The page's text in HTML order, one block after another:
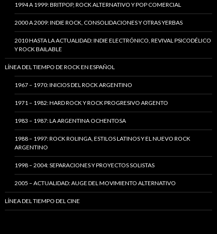
1994 A 1999: BRITPOP, ROCK ALTERNATIVO Y POP COMERCIAL
2000 A 2009: INDIE ROCK, CONSOLIDACIONES Y OTRAS YERBAS
2010 HASTA LA ACTUALIDAD: INDIE ELECTRÓNICO, REVIVAL PSICODÉLICO
Y ROCK BAILABLE
LÍNEA DEL TIEMPO DE ROCK EN ESPAÑOL
1967 – 1970: INICIOS DEL ROCK ARGENTINO
1971 – 1982: HARD ROCK Y ROCK PROGRESIVO ARGENTO
1983 – 1987: LA ARGENTINA OCHENTOSA
1988 – 1997: ROCK ROLINGA, ESTILOS LATINOS Y EL NUEVO ROCK
ARGENTINO
1998 – 2004: SEPARACIONES Y PROYECTOS SOLISTAS
2005 – ACTUALIDAD: AUGE DEL MOVIMIENTO ALTERNATIVO
LÍNEA DEL TIEMPO DEL CINE